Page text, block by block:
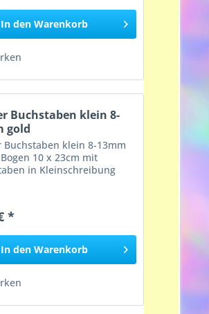
In den Warenkorb
Buchstaben klein 8-
gold
Buchstaben klein 8-13mm
10 x 23cm mit
in Kleinschreibung
*
In den Warenkorb